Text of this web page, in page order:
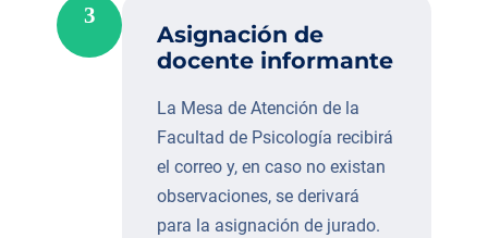
3
Asignación de
docente informante
La Mesa de Atención de la
Facultad de Psicología recibirá
el correo y, en caso no existan
observaciones, se derivará
para la asignación de jurado.